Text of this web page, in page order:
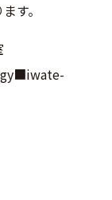
す。
gy■iwate-